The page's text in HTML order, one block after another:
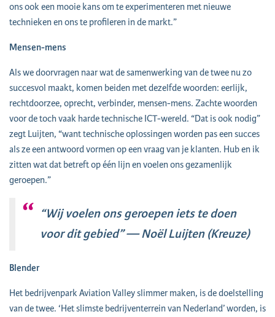
ons ook een mooie kans om te experimenteren met nieuwe
technieken en ons te profileren in de markt.”
Mensen-mens
Als we doorvragen naar wat de samenwerking van de twee nu zo
succesvol maakt, komen beiden met dezelfde woorden: eerlijk,
rechtdoorzee, oprecht, verbinder, mensen-mens. Zachte woorden
voor de toch vaak harde technische ICT-wereld. “Dat is ook nodig”
zegt Luijten, “want technische oplossingen worden pas een succes
als ze een antwoord vormen op een vraag van je klanten. Hub en ik
zitten wat dat betreft op één lijn en voelen ons gezamenlijk
geroepen.”
“Wij voelen ons geroepen iets te doen
voor dit gebied” — Noël Luijten (Kreuze)
Blender
Het bedrijvenpark Aviation Valley slimmer maken, is de doelstelling
van de twee. ‘Het slimste bedrijventerrein van Nederland’ worden, is